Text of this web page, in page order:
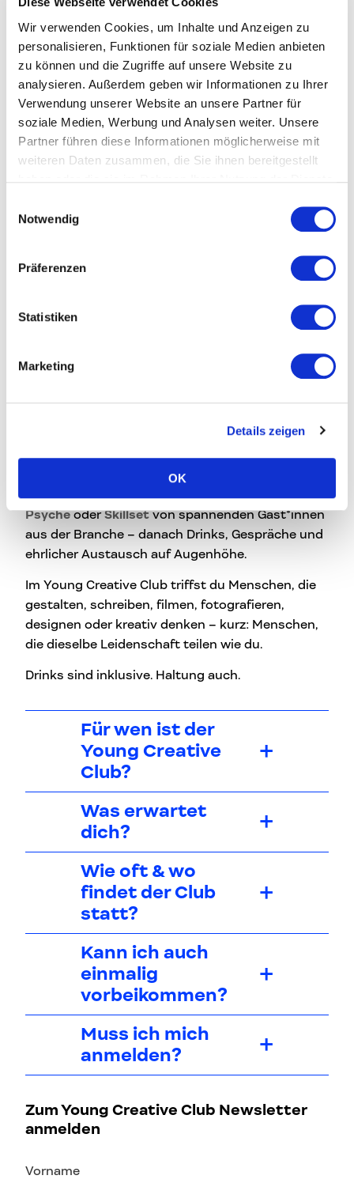
Wir verwenden Cookies, um Inhalte und Anzeigen zu
personalisieren, Funktionen für soziale Medien anbieten
zu können und die Zugriffe auf unsere Website zu
analysieren. Außerdem geben wir Informationen zu Ihrer
Verwendung unserer Website an unsere Partner für
soziale Medien, Werbung und Analysen weiter. Unsere
Partner führen diese Informationen möglicherweise mit
weiteren Daten zusammen, die Sie ihnen bereitgestellt
Notwendig
Präferenzen
Statistiken
Marketing
Details zeigen
OK
Was ist der Young Creative Club?
Format für Real Talks, Drinks und Themen, die
Blockaden, Selbstzweifel, Skills, Geld, Mut. Der
Club findet viermal im Jahr für junge Kreative in
Zum Start gibt’s immer ein kurzes
Impulsgespräch zum ThemaBusiness,
PsycheoderSkillsetvon spannenden Gäst*innen
aus der Branche – danach Drinks, Gespräche und
ehrlicher Austausch auf Augenhöhe.
Im Young Creative Club triffst du Menschen, die
gestalten, schreiben, filmen, fotografieren,
designen oder kreativ denken – kurz: Menschen,
die dieselbe Leidenschaft teilen wie du.
Drinks sind inklusive. Haltung auch.
Für wen ist der
Young Creative
Club?
Was erwartet
dich?
Wie oft & wo
findet der Club
statt?
Kann ich auch
einmalig
vorbeikommen?
Muss ich mich
anmelden?
Zum Young Creative Club Newsletter
anmelden
Vorname